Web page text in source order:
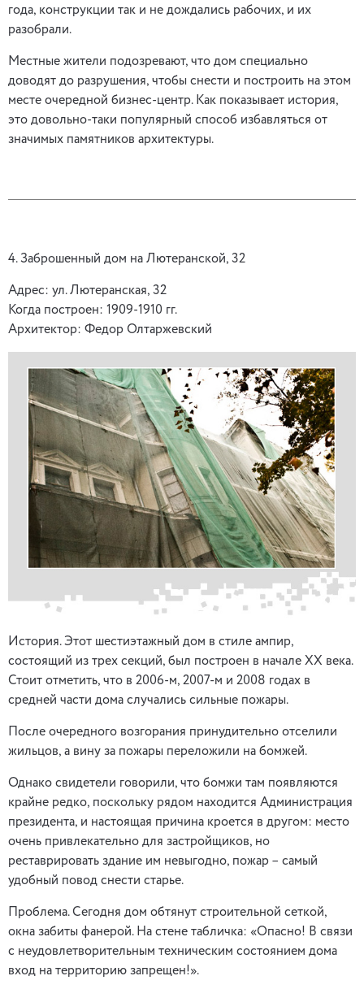
года, конструкции так и не дождались рабочих, и их
разобрали.
Местные жители подозревают, что дом специально
доводят до разрушения, чтобы снести и построить на этом
месте очередной бизнес-центр. Как показывает история,
это довольно-таки популярный способ избавляться от
значимых памятников архитектуры.
4. Заброшенный дом на Лютеранской, 32
Адрес: ул. Лютеранская, 32
Когда построен: 1909-1910 гг.
Архитектор: Федор Олтаржевский
История. Этот шестиэтажный дом в стиле ампир,
состоящий из трех секций, был построен в начале XX века.
Стоит отметить, что в 2006-м, 2007-м и 2008 годах в
средней части дома случались сильные пожары.
После очередного возгорания принудительно отселили
жильцов, а вину за пожары переложили на бомжей.
Однако свидетели говорили, что бомжи там появляются
крайне редко, поскольку рядом находится Администрация
президента, и настоящая причина кроется в другом: место
очень привлекательно для застройщиков, но
реставрировать здание им невыгодно, пожар – самый
удобный повод снести старье.
Проблема. Сегодня дом обтянут строительной сеткой,
окна забиты фанерой. На стене табличка: «Опасно! В связи
с неудовлетворительным техническим состоянием дома
вход на территорию запрещен!».